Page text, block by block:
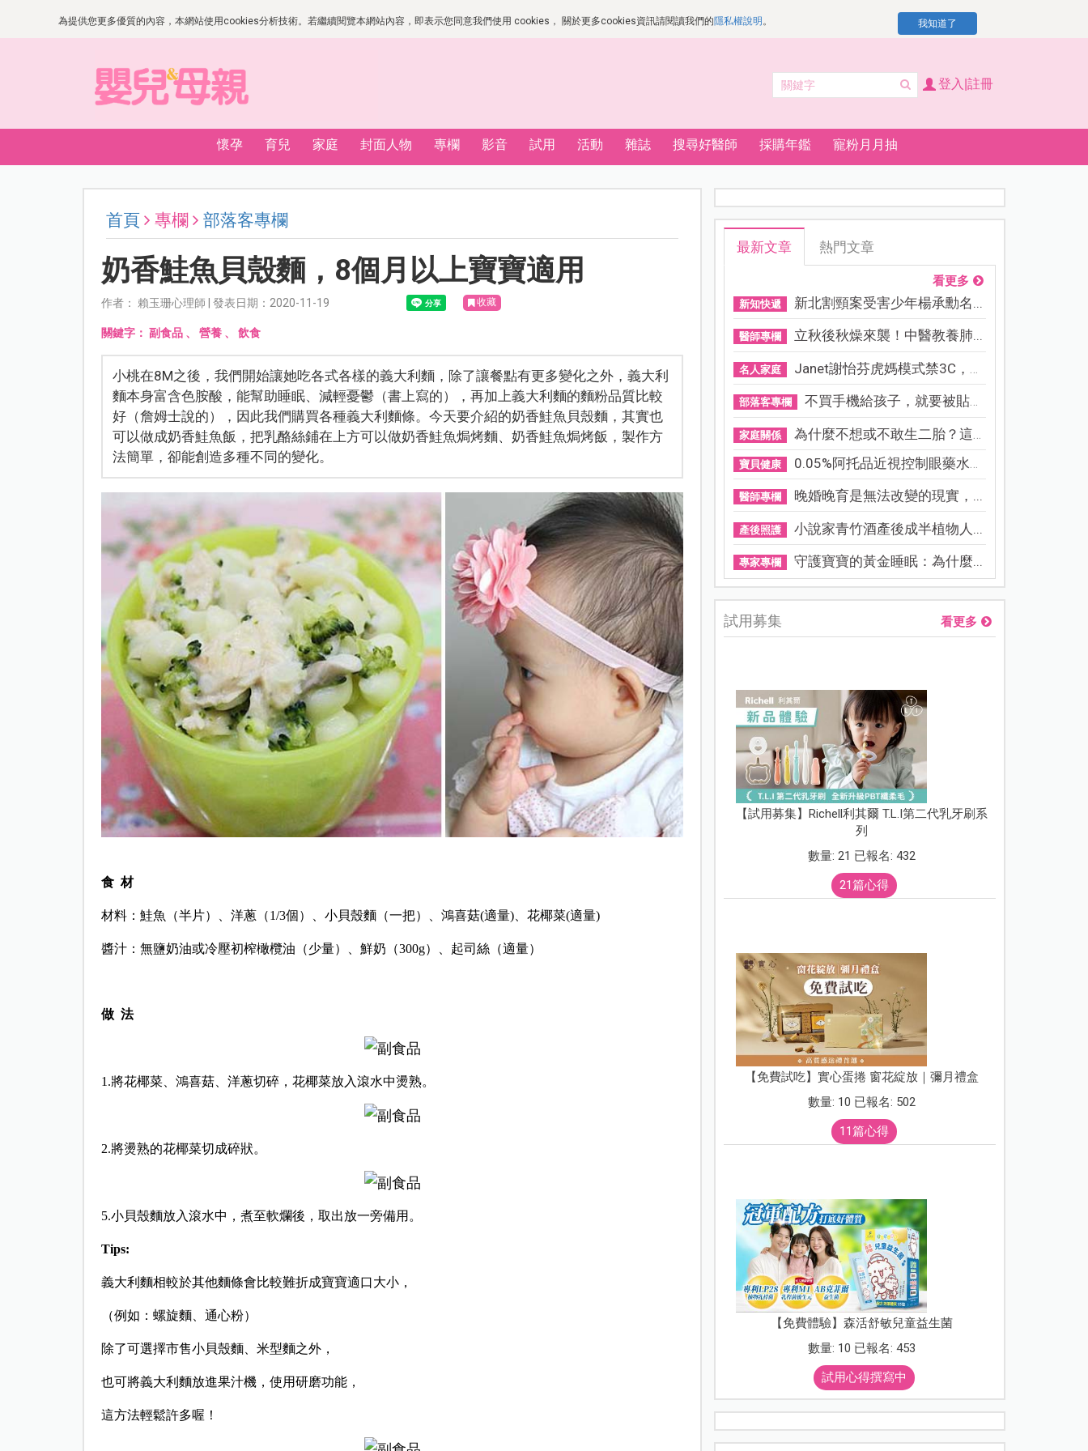
為提供您更多優質的內容，本網站使用cookies分析技術。若繼續閱覽本網站內容，即表示您同意我們使用 cookies， 關於更多cookies資訊請閱讀我們的隱私權說明 。 我知道了
登入|註冊
懷孕 育兒 家庭 封面人物 專欄 影音 試用 活動 雜誌 搜尋好醫師 採購年鑑 寵粉月月抽
首頁 專欄 部落客專欄
奶香鮭魚貝殼麵，8個月以上寶寶適用
作者： 賴玉珊心理師 | 發表日期：2020-11-19 收藏
關鍵字： 副食品、 營養、 飲食
​​​​​​​小桃在8M之後，我們開始讓她吃各式各樣的義大利麵，除了讓餐點有更多變化之外，義大利
麵本身富含色胺酸，能幫助睡眠、減輕憂鬱（書上寫的），再加上義大利麵的麵粉品質比較
好（詹姆士說的），因此我們購買各種義大利麵條。今天要介紹的奶香鮭魚貝殼麵，其實也
可以做成奶香鮭魚飯，把乳酪絲鋪在上方可以做奶香鮭魚焗烤麵、奶香鮭魚焗烤飯，製作方
法簡單，卻能創造多種不同的變化。
食 材
材料：鮭魚（半片）、洋蔥（1/3個）、小貝殼麵（一把）、鴻喜菇(適量)、花椰菜(適量)
醬汁：無鹽奶油或冷壓初榨橄欖油（少量）、鮮奶（300g）、起司絲（適量）
做 法
1.將花椰菜、鴻喜菇、洋蔥切碎，花椰菜放入滾水中燙熟。
2.將燙熟的花椰菜切成碎狀。
5.小貝殼麵放入滾水中，煮至軟爛後，取出放一旁備用。
Tips:
義大利麵相較於其他麵條會比較難折成寶寶適口大小，
（例如：螺旋麵、通心粉）
除了可選擇市售小貝殼麵、米型麵之外，
也可將義大利麵放進果汁機，使用研磨功能，
這方法輕鬆許多喔！
最新文章 熱門文章
看更多
新知快遞 新北割頸案受害少年楊承勳名...
醫師專欄 立秋後秋燥來襲！中醫教養肺...
名人家庭 Janet謝怡芬虎媽模式禁3C，看...
部落客專欄 不買手機給孩子，就要被貼「...
家庭關係 為什麼不想或不敢生二胎？這8...
寶貝健康 0.05%阿托品近視控制眼藥水納...
醫師專欄 晚婚晚育是無法改變的現實，...
產後照護 小說家青竹酒產後成半植物人...
專家專欄 守護寶寶的黃金睡眠：為什麼...
試用募集 看更多
【試用募集】Richell利其爾 T.L.I第二代乳牙刷系
列
數量: 21 已報名: 432
21篇心得
【免費試吃】實心蛋捲 窗花綻放｜彌月禮盒
數量: 10 已報名: 502
11篇心得
【免費體驗】森活舒敏兒童益生菌
數量: 10 已報名: 453
試用心得撰寫中